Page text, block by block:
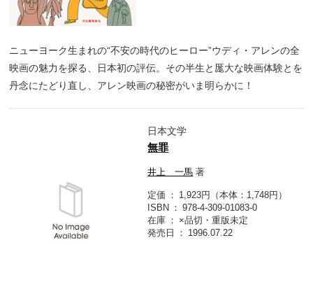
ニューヨーク生まれの“不安の時代のヒーロー”ウディ・アレンの全
映画の魅力を探る、日本初の評伝。その半生と厖大な映画体験とを
丹念にたどり直し、アレン映画の秘密がいま明らかに！
日本文学
無罪
井上 一馬 著
定価
1,923円（本体：1,748円）
ISBN
978-4-309-01083-0
在庫
×品切・重版未定
発売日
1996.07.22